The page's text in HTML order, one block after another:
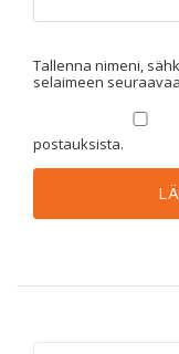
Tallenna nimeni,
selaimeen
postauksista.